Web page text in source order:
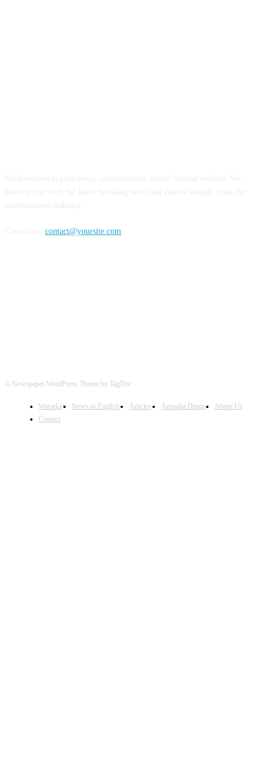
contact@yoursite.com
© Newspaper WordPress Theme by TagDiv
Wararka News in English Articles Arimaha Diinta
About Us
Contact